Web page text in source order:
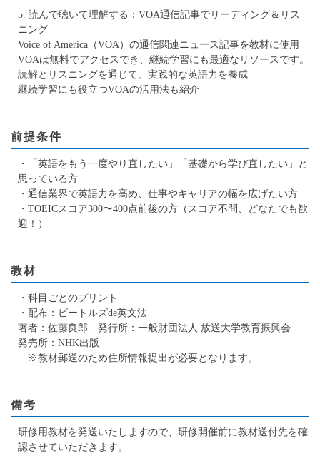
5. 読んで聴いて理解する：VOA通信記事でリーディング＆リス
ニング
Voice of America（VOA）の通信関連ニュース記事を教材に使用
VOAは無料でアクセスでき、継続学習にも最適なリソースです。
読解とリスニングを通じて、実践的な英語力を養成
継続学習にも役立つVOAの活用法も紹介
前提条件
・「英語をもう一度やり直したい」「基礎から学び直したい」と
思っている方
・通信業界で英語力を高め、仕事やキャリアの幅を広げたい方
・TOEICスコア300〜400点前後の方（スコア不問、どなたでも歓
迎！）
教材
・科目ごとのプリント
・配布：ビートルズde英文法
著者：佐藤良郎 発行所：一般財団法人 放送大学教育振興会
発売所：NHK出版
※教材郵送のため住所情報提出が必要となります。
備考
研修用教材を発送いたしますので、研修開催前に教材送付先を確
認させていただきます。